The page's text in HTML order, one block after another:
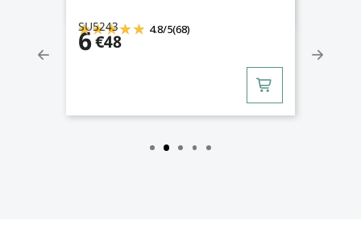
SU5243 4.8/5(68)
6€48